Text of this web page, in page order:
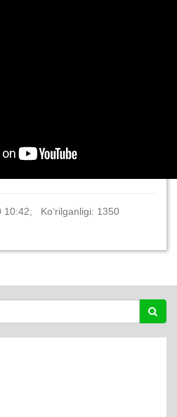
10:42; Ko‘rilganligi: 1350